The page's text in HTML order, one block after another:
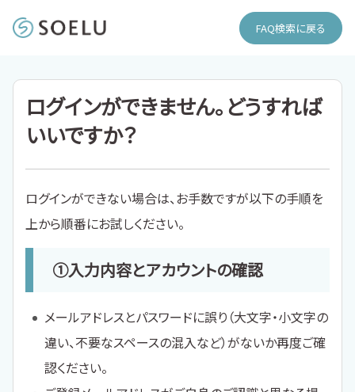
FAQ検索に戻る
ログインができません。どうすれば
いいですか？
ログインができない場合は、お手数ですが以下の手順を
上から順番にお試しください。
①入力内容とアカウントの確認
メールアドレスとパスワードに誤り（大文字・小文字の
違い、不要なスペースの混入など）がないか再度ご確
認ください。